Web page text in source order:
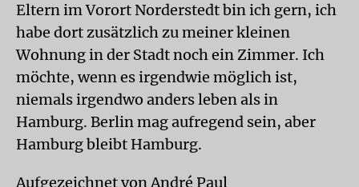
Eltern im Vorort Norderstedt bin ich gern, ich
habe dort zusätzlich zu meiner kleinen
Wohnung in der Stadt noch ein Zimmer. Ich
möchte, wenn es irgendwie möglich ist,
niemals irgendwo anders leben als in
Hamburg. Berlin mag aufregend sein, aber
Hamburg bleibt Hamburg.
Aufgezeichnet von André Paul